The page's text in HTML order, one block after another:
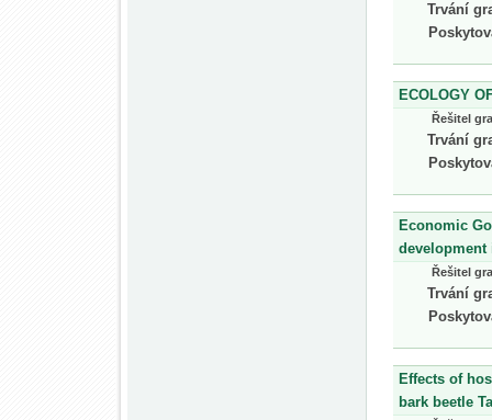
Trvání
ECOLOGY
Řešitel
Trvání
Economic
development
Řešitel
Trvání
Effects of
bark beetle